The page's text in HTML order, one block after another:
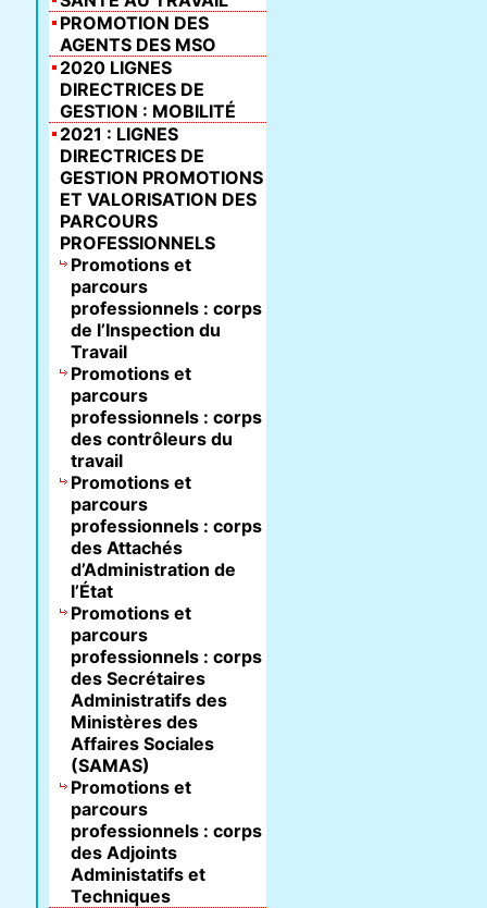
PROMOTION DES
AGENTS DES MSO
2020 LIGNES
DIRECTRICES DE
GESTION : MOBILITÉ
2021 : LIGNES
DIRECTRICES DE
GESTION PROMOTIONS
ET VALORISATION DES
PARCOURS
PROFESSIONNELS
Promotions et
parcours
professionnels : corps
de l’Inspection du
Travail
Promotions et
parcours
professionnels : corps
des contrôleurs du
travail
Promotions et
parcours
professionnels : corps
des Attachés
d’Administration de
l’État
Promotions et
parcours
professionnels : corps
des Secrétaires
Administratifs des
Ministères des
Affaires Sociales
(SAMAS)
Promotions et
parcours
professionnels : corps
des Adjoints
Administatifs et
Techniques